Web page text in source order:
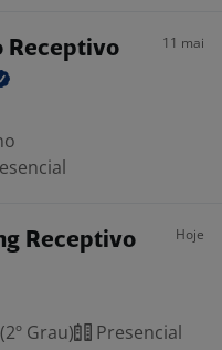
Receptivo 11 mai
Receptivo Hoje
Grau)
Presencial